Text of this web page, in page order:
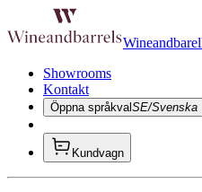
Showrooms
Kontakt
Öppna språkvalSE/Svenska
Kundvagn